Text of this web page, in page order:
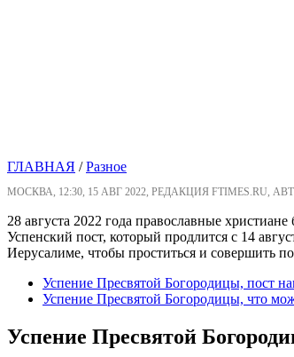
ГЛАВНАЯ /Разное
МОСКВА, 12:30, 15 АВГ 2022, РЕДАКЦИЯ FTIMES.RU,
28 августа 2022 года православные
Успенский пост, который продлится с 14
Иерусалиме, чтобы проститься и совершить
Успение Пресвятой Богородицы, пост
Успение Пресвятой Богородицы, что
Успение Пресвятой